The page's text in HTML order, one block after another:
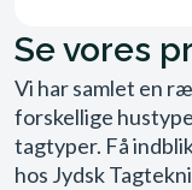
Se vores
Vi har samlet en
forskellige
tagtyper. Få
hos Jydsk